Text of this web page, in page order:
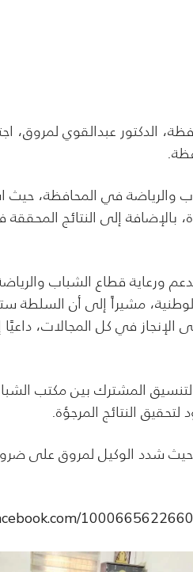
الدكتور عبدالقوي لمروق،
في المحافظة، حيث
بالإضافة إلى النتائج
ورعاية قطاع الشباب
الوطنية، مشيراً إلى أن
في كل المجالات، داعيًا
المشترك بين مكتب
النتائج المرجؤة.
حيث شدد الوكيل لمروق على